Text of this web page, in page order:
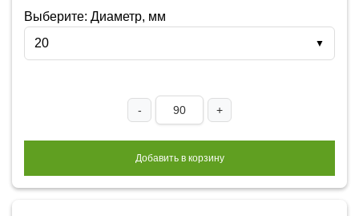
Выберите: Диаметр, мм
20
▼
- +
Добавить в корзину